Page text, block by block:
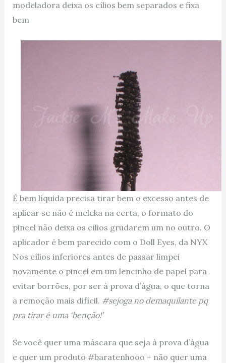
modeladora deixa os cílios bem separados e fixa
bem
É bem líquida precisa tirar bem o excesso antes de
aplicar se não é meleka na certa, o formato do
pincel não deixa os cílios grudarem um no outro. O
aplicador é bem parecido com o Doll Eyes, da NYX
Nos cílios inferiores antes de passar limpei
novamente o pincel em um lencinho de papel para
evitar borrões, por ser à prova d’água, o que torna
a remoção mais difícil. #sejoga no demaquilante pq
pra tirar é uma ‘benção!’
Se você quer uma máscara que seja à prova d’água
e quer um produto #baratenhooo + não quer uma